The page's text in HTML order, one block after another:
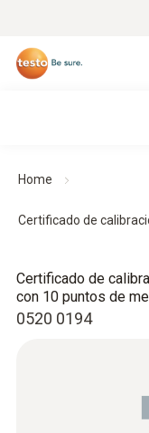
Home
Certificado de
0520 0194
Certificado de
con 10 puntos de